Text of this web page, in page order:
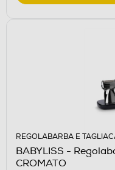
REGOLABARBA E
BABYLISS -
CROMATO